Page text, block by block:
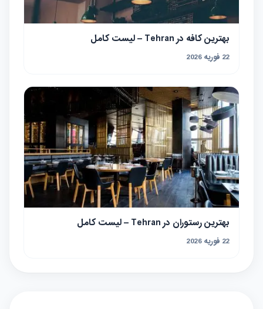
بهترین کافه در Tehran – لیست کامل
22 فوریه 2026
بهترین رستوران در Tehran – لیست کامل
22 فوریه 2026